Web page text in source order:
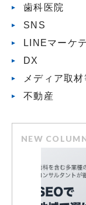
歯科医院
SNS
LINEマーケ
DX
メディア取材
不動産
NEW